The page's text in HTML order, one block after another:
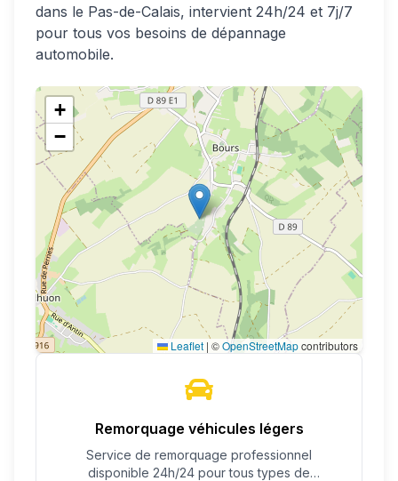
dans le Pas-de-Calais, intervient 24h/24 et 7j/7
pour tous vos besoins de dépannage
automobile.
+
−
Leaflet | ©OpenStreetMapcontributors
Remorquage véhicules légers
Service de remorquage professionnel
disponible 24h/24 pour tous types de